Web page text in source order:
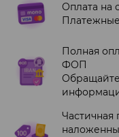
Оплата на
Полная
ФОП
Частичная